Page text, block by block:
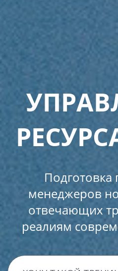
Подготовка
менеджеров
отвечающих
реалиям